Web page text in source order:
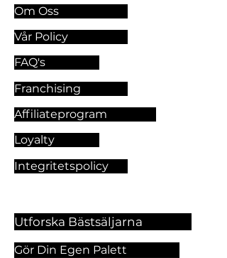
Om Oss
Vår Policy
FAQ's
Franchising
Affiliateprogram
Loyalty
Integritetspolicy
Utforska Bästsäljarna
Gör Din Egen Palett